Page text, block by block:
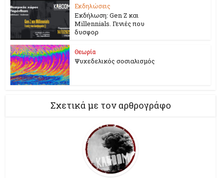
Εκδηλώσεις
Εκδήλωση: Gen Z και
Millennials. Γενιές που
δυσφορ
Θεωρία
Ψυχεδελικός σοσιαλισμός
Σχετικά με τον αρθρογράφο